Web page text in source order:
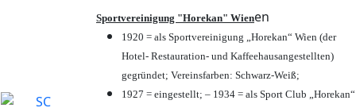
Sportvereinigung "Horekan" Wienen
1920 = als Sportvereinigung „Horekan“ Wien (der
Hotel- Restauration- und Kaffeehausangestellten)
gegründet; Vereinsfarben: Schwarz-Weiß;
1927 = eingestellt; – 1934 = als Sport Club „Horekan“